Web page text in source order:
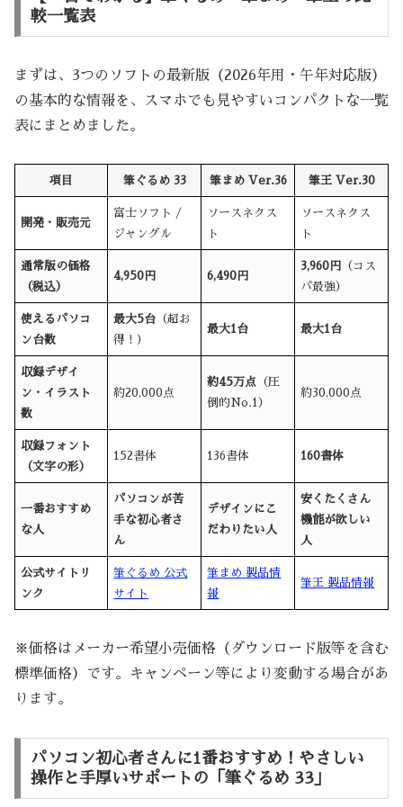
較一覧表
まずは、3つのソフトの最新版（2026年用・午年対応版）
の基本的な情報を、スマホでも見やすいコンパクトな一覧
表にまとめました。
項目 筆ぐるめ 33 筆まめ Ver.36 筆王 Ver.30
開発・販売元
富士ソフト /
ジャングル
ソースネクス
ト
ソースネクス
ト
通常版の価格
（税込）
4,950円 6,490円
3,960円
（コス
パ最強）
使えるパソコ
ン台数
最大5台 （超お
得！）
最大1台 最大1台
収録デザイ
ン・イラスト
数
約20,000点
約45万点
（圧
倒的No.1）
約30,000点
収録フォント
（文字の形）
152書体 136書体 160書体
一番おすすめ
な人
パソコンが苦
手な初心者さ
ん
デザインにこ
だわりたい人
安くたくさん
機能が欲しい
人
公式サイトリ
ンク
筆ぐるめ 公式
サイト
筆まめ 製品情
報
筆王 製品情報
※価格はメーカー希望小売価格（ダウンロード版等を含む
標準価格）です。キャンペーン等により変動する場合があ
ります。
パソコン初心者さんに1番おすすめ！やさしい
操作と手厚いサポートの「筆ぐるめ 33」